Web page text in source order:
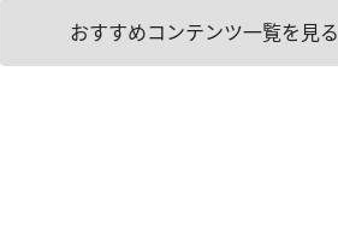
おすすめコンテンツ一覧を見る